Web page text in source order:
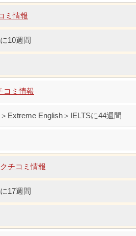
ミ情報
10週間
コミ情報
Extreme English＞IELTSに44週間
チコミ情報
17週間